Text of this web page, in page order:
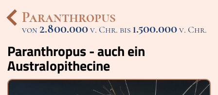
Ereignisse
Lucys Wissensbox
Karte
Paranthropus
von 2.800.000v. Chr. bis 1.500.000v. Chr.
Paranthropus - auch ein
Australopithecine